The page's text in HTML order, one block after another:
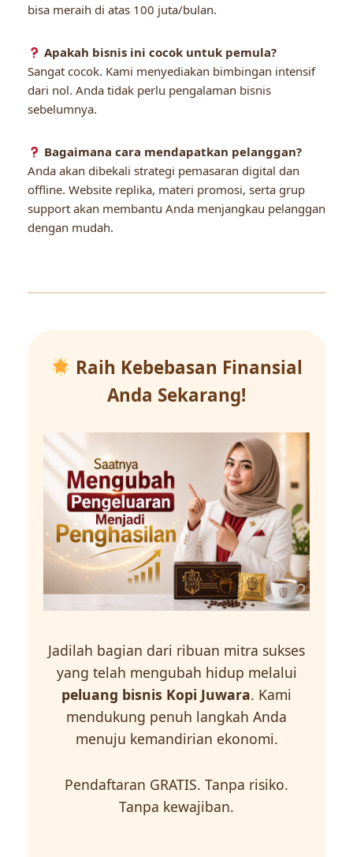
bisa meraih di atas 100 juta/bulan.
Apakah bisnis ini cocok untuk pemula?
Sangat cocok. Kami menyediakan bimbingan intensif
dari nol. Anda tidak perlu pengalaman bisnis
sebelumnya.
Bagaimana cara mendapatkan pelanggan?
Anda akan dibekali strategi pemasaran digital dan
offline. Website replika, materi promosi, serta grup
support akan membantu Anda menjangkau pelanggan
dengan mudah.
Raih Kebebasan Finansial
Anda Sekarang!
Jadilah bagian dari ribuan mitra sukses
yang telah mengubah hidup melalui
peluang bisnis Kopi Juwara. Kami
mendukung penuh langkah Anda
menuju kemandirian ekonomi.
Pendaftaran GRATIS. Tanpa risiko.
Tanpa kewajiban.